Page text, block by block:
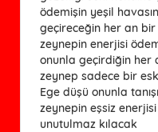
ödemişin yeşil
geçireceğin her an
zeynepin enerjisi
onunla geçirdiğin her
zeynep sadece bir
Ege düşü onunla
zeynepin eşsiz
unutulmaz kılacak